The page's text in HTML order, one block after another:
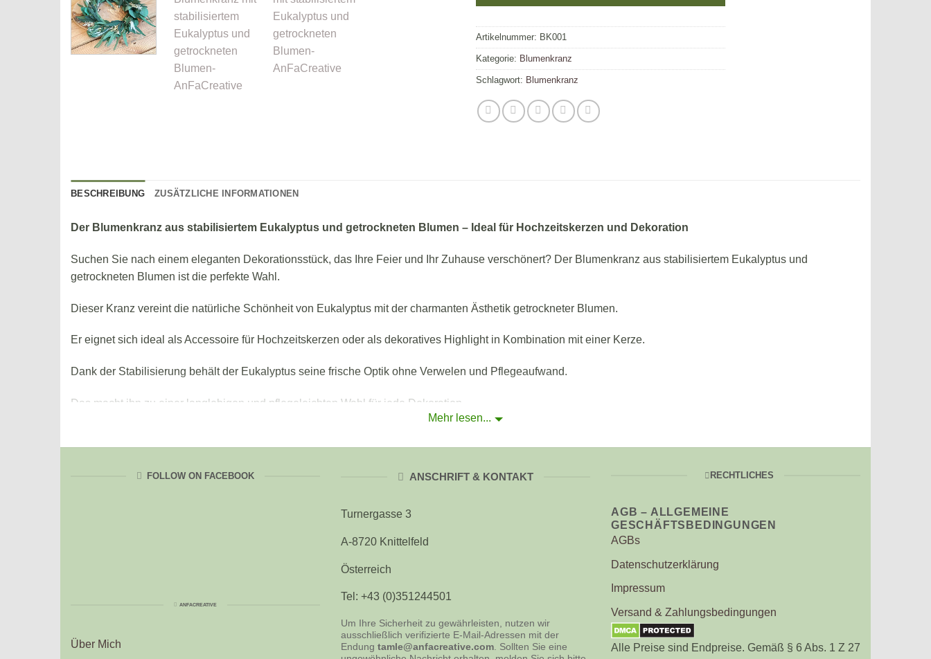
Artikelnummer: BK001
Kategorie: Blumenkranz
Schlagwort: Blumenkranz
BESCHREIBUNG ZUSÄTZLICHE INFORMATIONEN
Der Blumenkranz aus stabilisiertem Eukalyptus und getrockneten Blumen – Ideal für Hochzeitskerzen und Dekoration
Suchen Sie nach einem eleganten Dekorationsstück, das Ihre Feier und Ihr Zuhause verschönert? Der Blumenkranz aus stabilisiertem Eukalyptus und
getrockneten Blumen ist die perfekte Wahl.
Dieser Kranz vereint die natürliche Schönheit von Eukalyptus mit der charmanten Ästhetik getrockneter Blumen.
Er eignet sich ideal als Accessoire für Hochzeitskerzen oder als dekoratives Highlight in Kombination mit einer Kerze.
Dank der Stabilisierung behält der Eukalyptus seine frische Optik ohne Verwelen und Pflegeaufwand.
Das macht ihn zu einer langlebigen und pflegeleichten Wahl für jede Dekoration.
Mehr lesen...
FOLLOW ON FACEBOOK
ANFACREATIVE
Über Mich
ANSCHRIFT & KONTAKT
Turnergasse 3
A-8720 Knittelfeld
Österreich
Tel: +43 (0)351244501
Um Ihre Sicherheit zu gewährleisten, nutzen wir
ausschließlich verifizierte E-Mail-Adressen mit der
Endung tamle@anfacreative.com. Sollten Sie eine
RECHTLICHES
AGB – ALLGEMEINE
GESCHÄFTSBEDINGUNGEN
AGBs
Datenschutzerklärung
Impressum
Versand & Zahlungsbedingungen
Alle Preise sind Endpreise. Gemäß § 6 Abs. 1 Z 27